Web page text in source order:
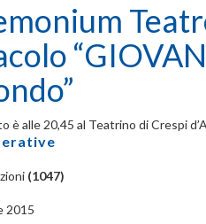
è alle 20,45 al Teatrino di Crespi
(1047)
2015